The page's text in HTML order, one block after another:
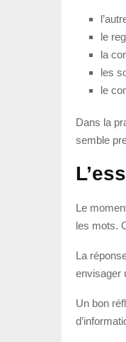
le
la
les
le
Dans la
semble
Le
les mots.
La
envisager
Un bon